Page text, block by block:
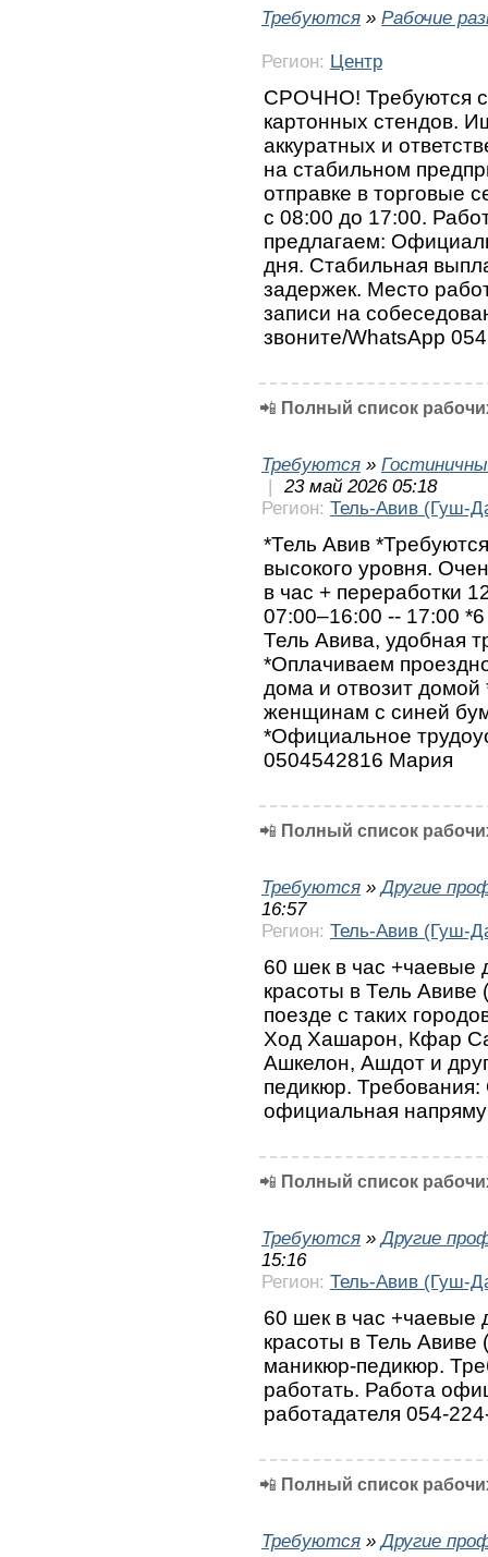
Требуются » Рабочие
Регион: Центр
СРОЧНО! Требуются
картонных стендов.
аккуратных и
на стабильном
отправке в торговые
с 08:00 до 17:00.
предлагаем:
дня. Стабильная
задержек. Место
записи на
звоните/WhatsApp
📲 Полный список
Требуются »
|
23 май 2026 05:18
Регион: Тель-Авив (Гуш-
*Тель Авив
высокого уровня.
в час + переработки
07:00–16:00 -- 17:00
Тель Авива, удобная
*Оплачиваем
дома и отвозит
женщинам с синей
*Официальное
‪0504542816‬ Мария
📲 Полный список
Требуются »Другие
16:57
Регион: Тель-Авив (Гуш-
60 шек в час +чаевые
красоты в Тель Авиве
поезде с таких
Ход Хашарон, Кфар
Ашкелон, Ашдот и
педикюр.
официальная
📲 Полный список
Требуются »Другие
15:16
Регион: Тель-Авив (Гуш-
60 шек в час +чаевые
красоты в Тель Авиве
маникюр-педикюр.
работать. Работа
работадателя 054-
📲 Полный список
Требуются »Другие